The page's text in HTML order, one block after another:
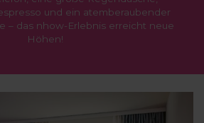
und ein atemberaubender
– das nhow-Erlebnis erreicht neue
Höhen!